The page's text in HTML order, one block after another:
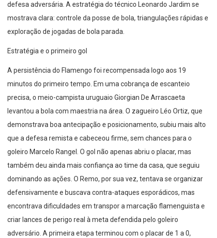
defesa adversária. A estratégia do técnico Leonardo Jardim se
mostrava clara: controle da posse de bola, triangulações rápidas e
exploração de jogadas de bola parada.
Estratégia e o primeiro gol
A persistência do Flamengo foi recompensada logo aos 19
minutos do primeiro tempo. Em uma cobrança de escanteio
precisa, o meio-campista uruguaio Giorgian De Arrascaeta
levantou a bola com maestria na área. O zagueiro Léo Ortiz, que
demonstrava boa antecipação e posicionamento, subiu mais alto
que a defesa remista e cabeceou firme, sem chances para o
goleiro Marcelo Rangel. O gol não apenas abriu o placar, mas
também deu ainda mais confiança ao time da casa, que seguiu
dominando as ações. O Remo, por sua vez, tentava se organizar
defensivamente e buscava contra-ataques esporádicos, mas
encontrava dificuldades em transpor a marcação flamenguista e
criar lances de perigo real à meta defendida pelo goleiro
adversário. A primeira etapa terminou com o placar de 1 a 0,